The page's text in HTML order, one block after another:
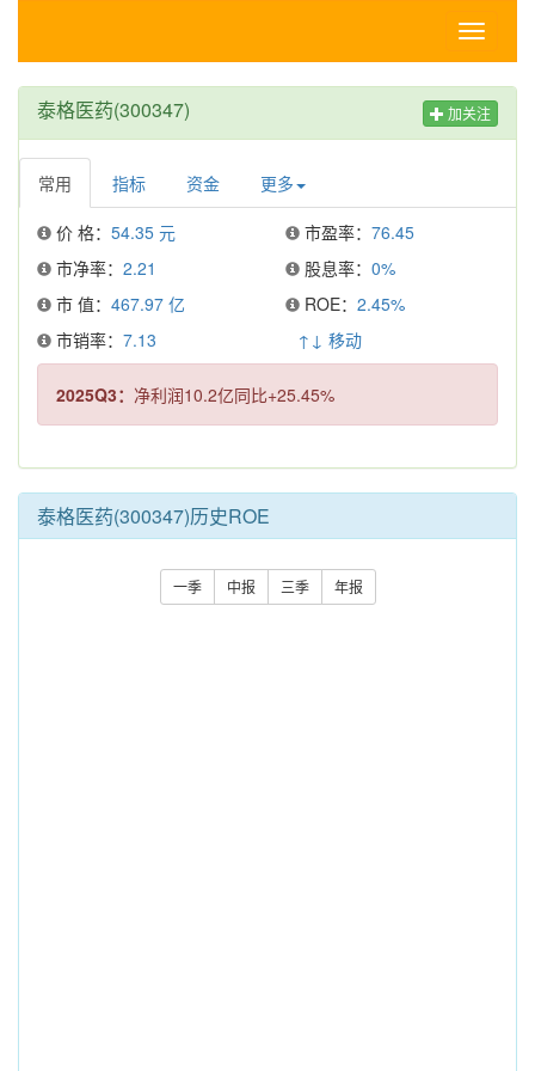
Toggle
泰格医药(300347) 加关注
常用 指标 资金 更多
价 格： 54.35 元 市盈率： 76.45
市净率： 2.21 股息率： 0%
市 值： 467.97 亿 ROE： 2.45%
市销率： 7.13 ↑↓ 移动
2025Q3： 净利润10.2亿同比+25.45%
泰格医药(300347)历史ROE
一季 中报 三季 年报